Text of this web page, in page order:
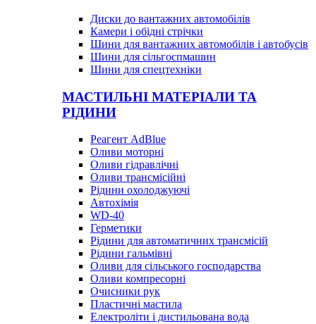
Диски до вантажних автомобілів
Камери і обідні стрічки
Шини для вантажних автомобілів і автобусів
Шини для сільгоспмашин
Шини для спецтехніки
МАСТИЛЬНІ МАТЕРІАЛИ ТА
РІДИНИ
Реагент AdBlue
Оливи моторні
Оливи гідравлічні
Оливи трансмісійні
Рідини охолоджуючі
Автохімія
WD-40
Герметики
Рідини для автоматичних трансмісій
Рідини гальмівні
Оливи для сільського господарства
Оливи компресорні
Очисники рук
Пластичні мастила
Електроліти і дистильована вода